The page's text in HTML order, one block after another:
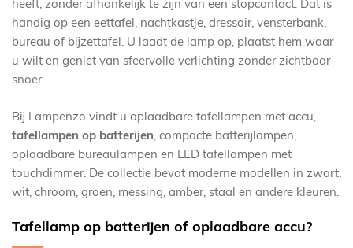
heeft, zonder afhankelijk te zijn van een stopcontact. Dat is
handig op een eettafel, nachtkastje, dressoir, vensterbank,
bureau of bijzettafel. U laadt de lamp op, plaatst hem waar
u wilt en geniet van sfeervolle verlichting zonder zichtbaar
snoer.
Bij Lampenzo vindt u oplaadbare tafellampen met accu,
tafellampen op batterijen, compacte batterijlampen,
oplaadbare bureaulampen en LED tafellampen met
touchdimmer. De collectie bevat moderne modellen in zwart,
wit, chroom, groen, messing, amber, staal en andere kleuren.
Tafellamp op batterijen of oplaadbare accu?